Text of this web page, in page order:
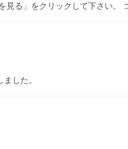
見る」をクリックして下さい。
した。